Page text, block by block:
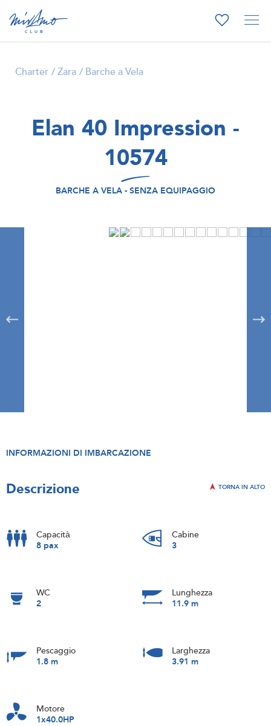
Charter Zara Barche a Vela
Elan 40 Impression -
10574
BARCHE A VELA - SENZA EQUIPAGGIO
INFORMAZIONI DI IMBARCAZIONE
Descrizione TORNA IN ALTO
Capacità
8 pax
Cabine
3
WC
2
Lunghezza
11.9 m
Pescaggio
1.8 m
Larghezza
3.91 m
Motore
1x40.0HP